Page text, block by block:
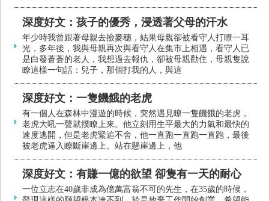
深度好文：孩子的優秀，浸透著父母的汗水
年少時我曾跟著母親去撿麥穗，結果母親卻被看守人打瞭一耳
光，多年後，我與母親再次與看守人在集市上相遇，看守人已
是白發蒼蒼的老人，我想過去報仇，卻被母親勸住，母親隻說
瞭這樣一句話：兒子，那個打我的人，與這
深度好文：一隻饑餓的老虎
有一個人在森林中漫遊的時候，突然遇見瞭一隻饑餓的老虎，
老虎大吼一聲就撲瞭上來。他立刻用生平最大的力氣和最快的
速度逃開，但是老虎緊追不舍，他一直跑一直跑一直跑，最後
被老虎逼入瞭斷崖邊上。站在懸崖邊上，他
深度好文：有賺一億的欲望 卻隻有一天的耐心
一位立志在40歲非成為億萬富翁不可的先生，在35歲的時候，